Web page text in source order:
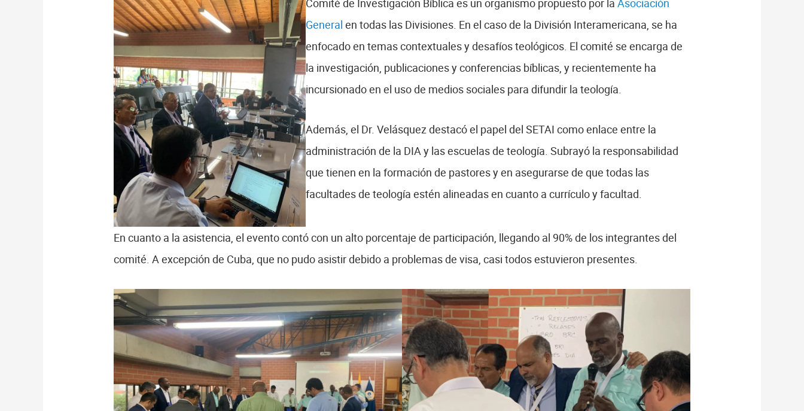
General en todas las Divisiones. En el caso de la División Interamericana, se ha
enfocado en temas contextuales y desafíos teológicos. El comité se encarga de
la investigación, publicaciones y conferencias bíblicas, y recientemente ha
incursionado en el uso de medios sociales para difundir la teología.
Además, el Dr. Velásquez destacó el papel del SETAI como enlace entre la
administración de la DIA y las escuelas de teología. Subrayó la responsabilidad
que tienen en la formación de pastores y en asegurarse de que todas las
facultades de teología estén alineadas en cuanto a currículo y facultad.
En cuanto a la asistencia, el evento contó con un alto porcentaje de participación, llegando al 90% de los integrantes del
comité. A excepción de Cuba, que no pudo asistir debido a problemas de visa, casi todos estuvieron presentes.